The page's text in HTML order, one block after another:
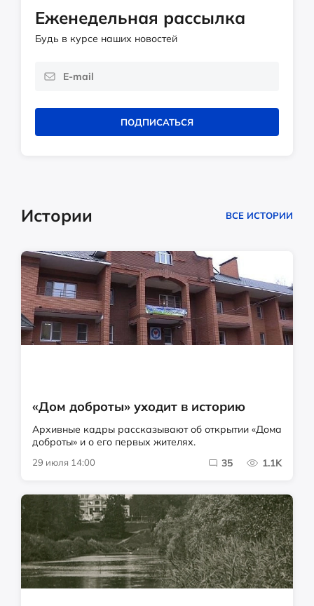
Еженедельная рассылка
Будь в курсе наших новостей
ПОДПИСАТЬСЯ
Истории ВСЕ ИСТОРИИ
«Дом доброты» уходит в историю
Архивные кадры рассказывают об открытии «Дома
доброты» и о его первых жителях.
29 июля 14:00 35 1.1K